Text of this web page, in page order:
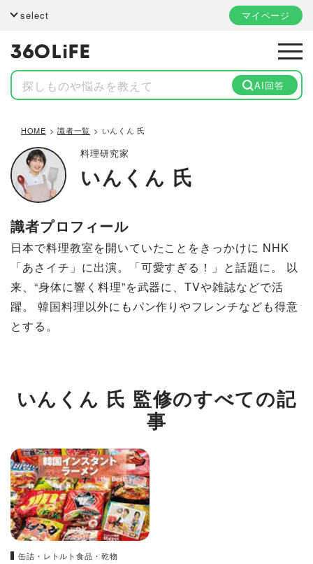
select マイページ
AI回答
HOME 識者一覧 いんくん 氏
料理研究家
いんくん 氏
識者プロフィール
日本で料理教室を開いていたことをきっかけに NHK
「あさイチ」に出演。「可愛すぎる！」と話題に。 以
来、“身体に響く料理”を武器に、TVや雑誌などで活
躍。 韓国料理以外にもパン作りやフレンチなども得意
とする。
いんくん 氏 監修のすべての記
事
缶詰・レトルト食品・乾物